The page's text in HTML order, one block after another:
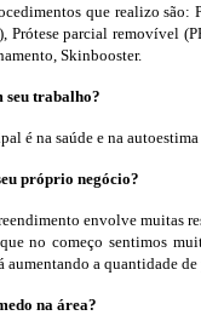
que realizo
Prótese parcial removível
Skinbooster.
seu trabalho?
é na saúde e na
próprio negócio?
envolve muitas
no começo sentimos
aumentando a quantidade
na área?